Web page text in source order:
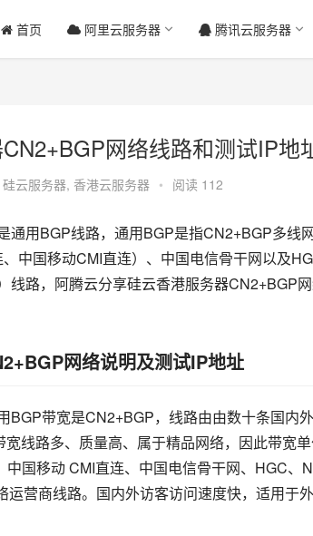
首页 阿里云服务器 腾讯云服务器
网络线路和测试IP地
硅云服务器, 香港云服务器 • 阅读 112
通用BGP线路，通用BGP是指CN2+BGP多线
中国移动CMI直连）、中国电信骨干网以及
线路，阿腾云分享硅云香港服务器CN2+BGP
网络说明及测试IP地址
BGP带宽是CN2+BGP，线路由由数十条国内
线路多、质量高、属于精品网络，因此带宽
国移动 CMI直连、中国电信骨干网、HGC、
运营商线路。国内外访客访问速度快，适用于